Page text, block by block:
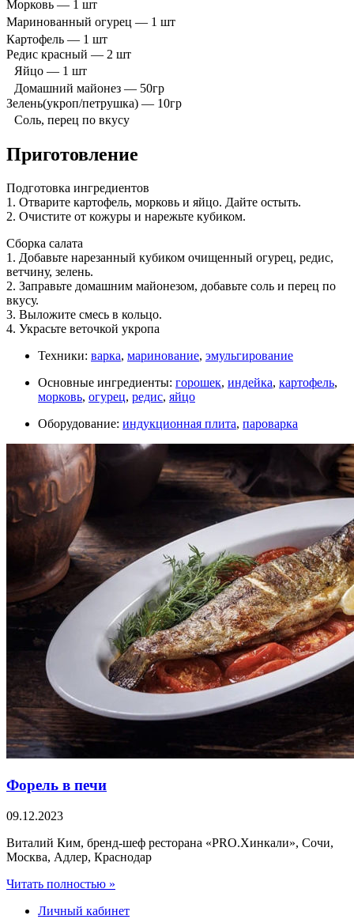
Морковь — 1 шт
Маринованный огурец — 1 шт
Картофель — 1 шт
Редис красный — 2 шт
Яйцо — 1 шт
Домашний майонез — 50гр
Зелень(укроп/петрушка) — 10гр
Соль, перец по вкусу
Приготовление
Подготовка ингредиентов
1. Отварите картофель, морковь и яйцо. Дайте остыть.
2. Очистите от кожуры и нарежьте кубиком.
Сборка салата
1. Добавьте нарезанный кубиком очищенный огурец, редис,
ветчину, зелень.
2. Заправьте домашним майонезом, добавьте соль и перец по
вкусу.
3. Выложите смесь в кольцо.
4. Украсьте веточкой укропа
Техники: варка, маринование, эмульгирование
Основные ингредиенты: горошек, индейка, картофель,
морковь, огурец, редис, яйцо
Оборудование: индукционная плита, пароварка
Форель в печи
09.12.2023
Виталий Ким, бренд-шеф ресторана «PRO.Хинкали», Сочи,
Москва, Адлер, Краснодар
Читать полностью »
Личный кабинет